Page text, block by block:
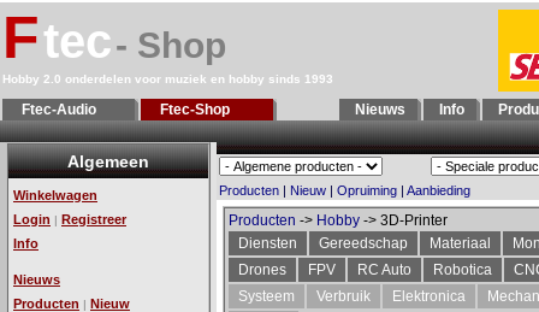
Ftec- Shop
Hobby 2.0 onderdelen voor muziek en hobby sinds 1993
Ftec-Audio Ftec-Shop Nieuws Info
Algemeen
Winkelwagen
Login | Registreer
Info
Nieuws
Producten | Nieuw
Producten | Nieuw | Opruiming | Aanbieding
Producten -> Hobby -> 3D-Printer
Diensten
Gereedschap Materiaal
Drones
FPV RC Auto Robotica
Systeem
Verbruik Elektronica